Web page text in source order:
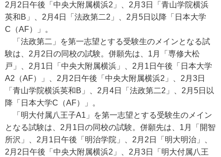
2月2日午後「中央大附属横浜2」、2月3日「青山学院横浜
英和B」、2月4日「法政第二2」、2月5日以降「日本大学
C（AF）」。
「法政第二」を第一志望とする受験生のメインとなる試
験は、2月2日の同校の試験。併願先は、1月「専修大松
戸」、2月1日「中央大附属横浜」、2月1日午後「日本大学
A2（AF）」、2月2日午後「中央大附属横浜2」、2月3日
「青山学院横浜英和B」、2月4日「法政第二2」、2月5日以
降「日本大学C（AF）」。
「明大付属八王子A1」を第一志望とする受験生のメイン
となる試験は、2月1日の同校の試験。併願先は、1月「開智
所沢」、2月1日午後「明治学院」、2月2日「明大明治」、
2月2日午後「中央大附属横浜2」、2月3日「明大付属八王